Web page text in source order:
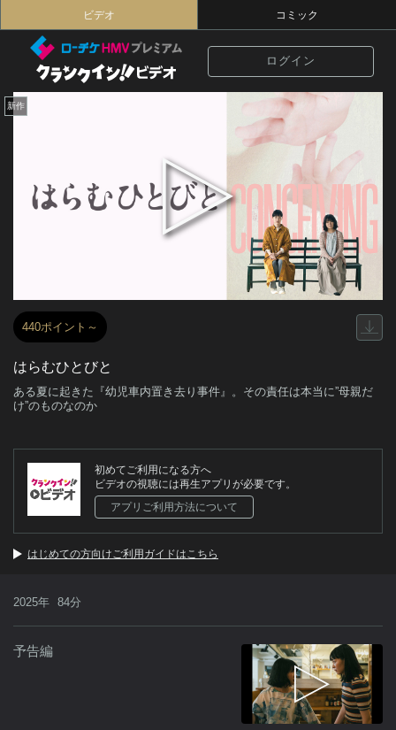
ビデオ コミック
ログイン
新作
440ポイント～
はらむひとびと
ある夏に起きた『幼児車内置き去り事件』。その責任は本当に”母親だ
け”のものなのか
初めてご利用になる方へ
ビデオの視聴には再生アプリが必要です。
アプリご利用方法について
はじめての方向けご利用ガイドはこちら
2025年 84分
予告編